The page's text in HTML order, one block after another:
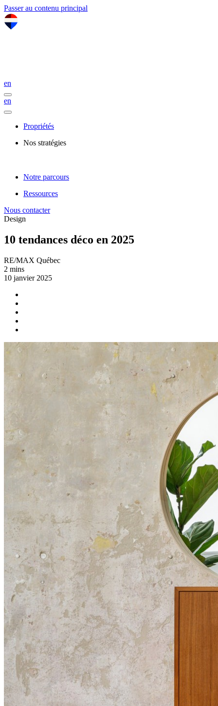
Passer au contenu principal
en
en
Propriétés
Nos stratégies
Notre parcours
Ressources
Nous contacter
Design
10 tendances déco en 2025
RE/MAX Québec
2 mins
10 janvier 2025